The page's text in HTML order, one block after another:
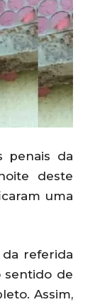
penais da
deste
uma
referida
sentido de
Assim,